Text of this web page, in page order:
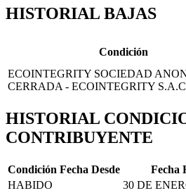
HISTORIAL BAJAS
Condición
ECOINTEGRITY SOCIEDAD
CERRADA - ECOINTEGRITY
HISTORIAL
CONTRIBUYENTE
Condición Fecha Desde
Fecha
HABIDO
30 DE